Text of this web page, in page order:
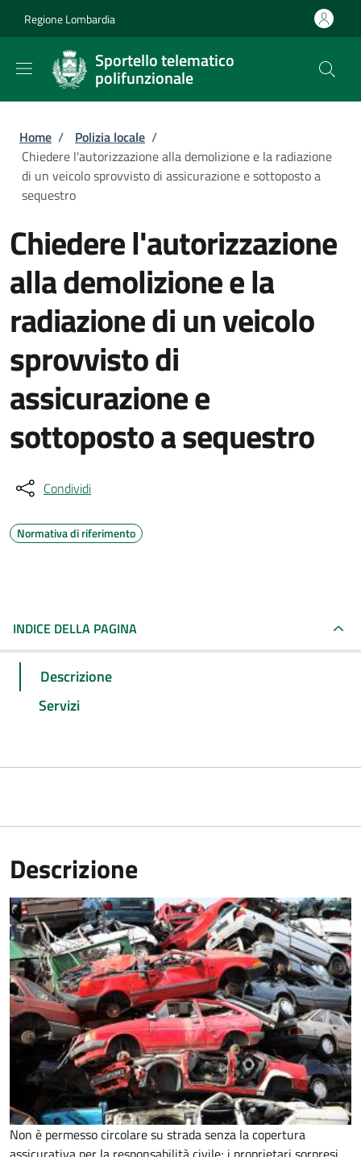
Regione Lombardia
Sportello telematico
polifunzionale
Briciole di pane
Home / Polizia locale /
Chiedere l'autorizzazione alla demolizione e la radiazione
di un veicolo sprovvisto di assicurazione e sottoposto a
sequestro
Chiedere l'autorizzazione
alla demolizione e la
radiazione di un veicolo
sprovvisto di
assicurazione e
sottoposto a sequestro
Condividi
Normativa di riferimento
INDICE DELLA PAGINA
Descrizione
Servizi
Descrizione
Non è permesso circolare su strada senza la copertura